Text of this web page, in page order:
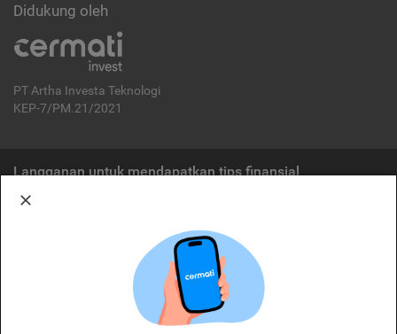
Didukung oleh
PT Artha Investa Teknologi
KEP-7/PM.21/2021
Langganan untuk mendapatkan tips finansial
Cermati merupakan penyelenggara agregasi jasa keuangan yang terdaftar di
OJK. Oleh karena itu, produk dan/atau layanan jasa keuangan yang
ditawarkan bukan merupakan produk dan/atau layanan jasa keuangan yang
diterbitkan oleh Cermati dan Cermati tidak bertanggung jawab atas tuntutan